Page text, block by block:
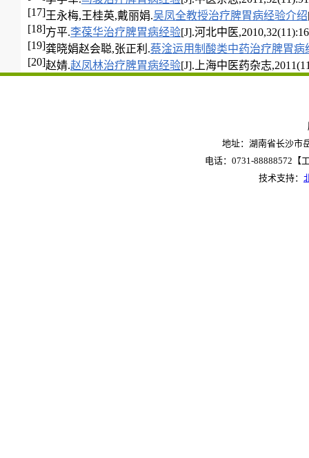
[17]王永梅,王桂英,戴丽娟.吴凤全教授治疗脾胃病经验介绍
[18]方平.李葆华治疗脾胃病经验[J].河北中医
[19]龚晓娟赵会聪,张正利.蔡淦运用制酸类中药治疗脾胃病
[20]赵婧.赵凤林治疗脾胃病经验[J].上海中医药杂志
地址：湖南省长沙市
电话：0731-88888572【
技术支持：